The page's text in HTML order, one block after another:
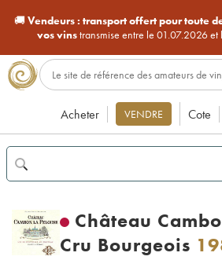
🚚Vendeurs : transport offert pour toute
vos vinstransmise entre le 01.07.2026
Acheter VENDRE Cote
Château
Cru Bourgeois